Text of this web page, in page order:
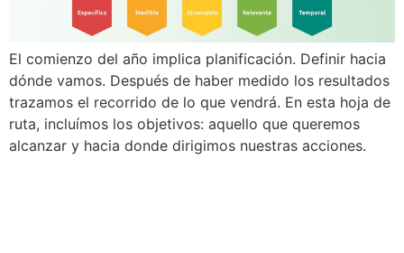
El comienzo del año implica planificación. Definir hacia
dónde vamos. Después de haber medido los resultados
trazamos el recorrido de lo que vendrá. En esta hoja de
ruta, incluímos los objetivos: aquello que queremos
alcanzar y hacia donde dirigimos nuestras acciones.